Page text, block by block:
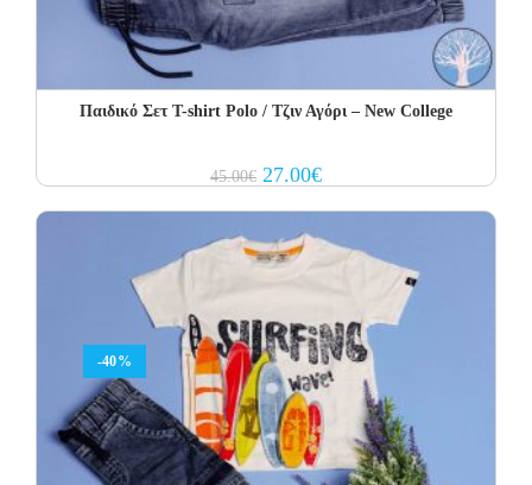
Παιδικό Σετ Τ-shirt Polo / Τζιν Αγόρι – New College
45.00€ Original
price
27.00€Current
price
-40%